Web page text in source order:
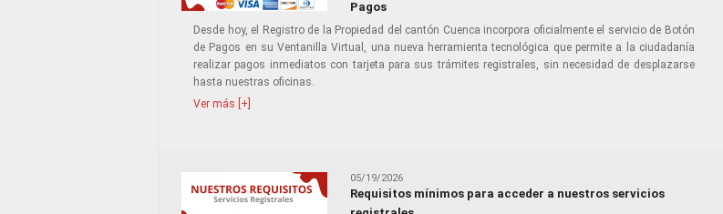
Pagos
Desde hoy, el Registro de la Propiedad del cantón Cuenca incorpora oficialmente el servicio de Botón
de Pagos en su Ventanilla Virtual, una nueva herramienta tecnológica que permite a la ciudadanía
realizar pagos inmediatos con tarjeta para sus trámites registrales, sin necesidad de desplazarse
hasta nuestras oficinas.
Ver más [+]
05/19/2026
Requisitos mínimos para acceder a nuestros servicios